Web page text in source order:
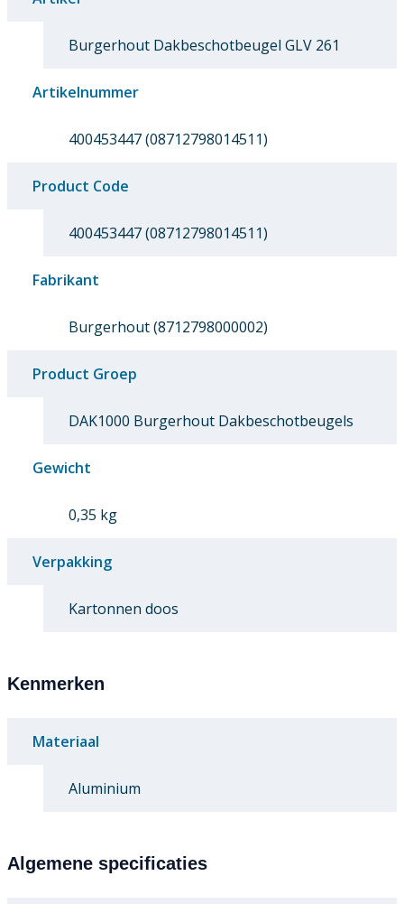
Burgerhout Dakbeschotbeugel GLV 261
Artikelnummer
400453447 (08712798014511)
Product Code
400453447 (08712798014511)
Fabrikant
Burgerhout (8712798000002)
Product Groep
DAK1000 Burgerhout Dakbeschotbeugels
Gewicht
0,35 kg
Verpakking
Kartonnen doos
Kenmerken
Materiaal
Aluminium
Algemene specificaties